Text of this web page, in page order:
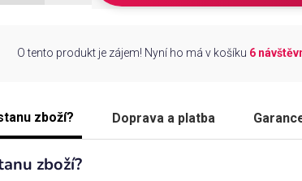
O tento produkt je zájem! Nyní ho má v košíku 6
zboží? Doprava a platba
zboží?